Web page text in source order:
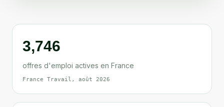
3,746
offres d'emploi actives en France
France Travail, août 2026